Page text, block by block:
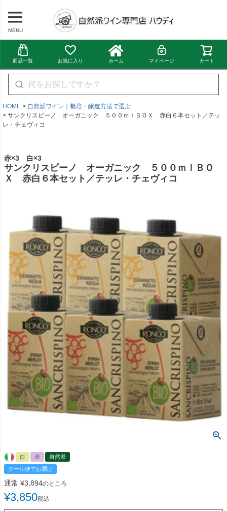
MENU
商品一覧 お気に入り ホーム マイページ カート
HOME
自然派ワイン｜栽培・醸造方法で選ぶ
サンクリスピーノ オーガニック ５００ｍｌＢＯＸ 赤白６本セット／テッ
レ・チェヴィコ
赤×3 白×3
サンクリスピーノ オーガニック ５００ｍｌＢＯ
Ｘ 赤白６本セット／テッレ・チェヴィコ
白 赤
自然派
クール便でお届け
通常 ¥3,894のところ
¥3,850税込